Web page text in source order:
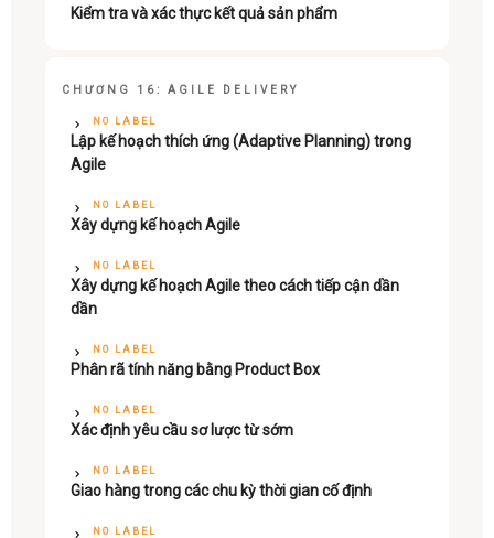
Kiểm tra và xác thực kết quả sản phẩm
CHƯƠNG 16: AGILE DELIVERY
NO LABEL
Lập kế hoạch thích ứng (Adaptive Planning) trong
Agile
NO LABEL
Xây dựng kế hoạch Agile
NO LABEL
Xây dựng kế hoạch Agile theo cách tiếp cận dần
dần
NO LABEL
Phân rã tính năng bằng Product Box
NO LABEL
Xác định yêu cầu sơ lược từ sớm
NO LABEL
Giao hàng trong các chu kỳ thời gian cố định
NO LABEL